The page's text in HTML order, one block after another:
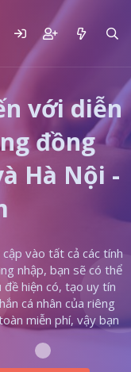
với diễn
đồng
Hà Nội -
vào tất cả các tính
nhập, bạn sẽ có thể
hiện có, tạo uy tín
cá nhân của riêng
miễn phí, vậy bạn